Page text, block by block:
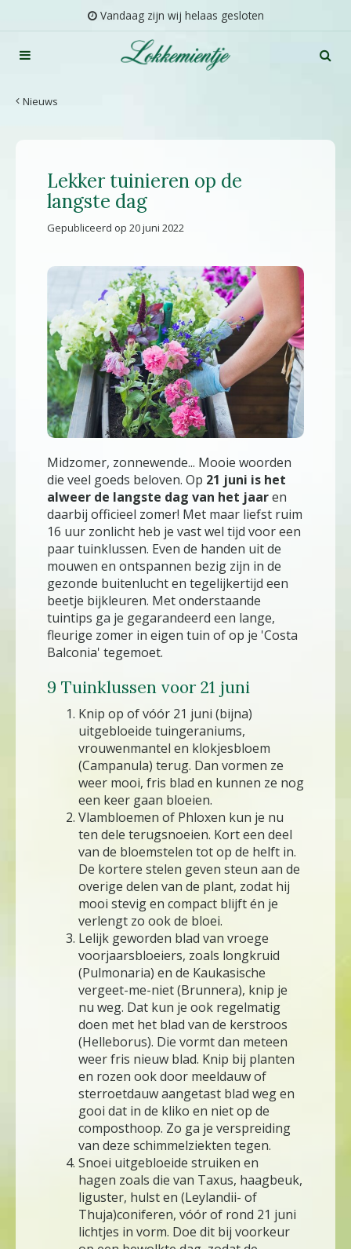
Nieuws
Vandaag zijn wij helaas gesloten
Lekker tuinieren op de
langste dag
Gepubliceerd op 20 juni 2022
Midzomer, zonnewende... Mooie woorden
die veel goeds beloven. Op 21 juni is het
alweer de langste dag van het jaaren
daarbij officieel zomer! Met maar liefst ruim
16 uur zonlicht heb je vast wel tijd voor een
paar tuinklussen. Even de handen uit de
mouwen en ontspannen bezig zijn in de
gezonde buitenlucht en tegelijkertijd een
beetje bijkleuren. Met onderstaande
tuintips ga je gegarandeerd een lange,
fleurige zomer in eigen tuin of op je 'Costa
Balconia' tegemoet.
9 Tuinklussen voor 21 juni
Knip op of vóór 21 juni (bijna)
uitgebloeide tuingeraniums,
vrouwenmantel en klokjesbloem
(Campanula) terug. Dan vormen ze
weer mooi, fris blad en kunnen ze nog
een keer gaan bloeien.
Vlambloemen of Phloxen kun je nu
ten dele terugsnoeien. Kort een deel
van de bloemstelen tot op de helft in.
De kortere stelen geven steun aan de
overige delen van de plant, zodat hij
mooi stevig en compact blijft én je
verlengt zo ook de bloei.
Lelijk geworden blad van vroege
voorjaarsbloeiers, zoals longkruid
(Pulmonaria) en de Kaukasische
vergeet-me-niet (Brunnera), knip je
nu weg. Dat kun je ook regelmatig
doen met het blad van de kerstroos
(Helleborus). Die vormt dan meteen
weer fris nieuw blad. Knip bij planten
en rozen ook door meeldauw of
sterroetdauw aangetast blad weg en
gooi dat in de kliko en niet op de
composthoop. Zo ga je verspreiding
van deze schimmelziekten tegen.
Snoei uitgebloeide struiken en
hagen zoals die van Taxus, haagbeuk,
liguster, hulst en (Leylandii- of
Thuja)coniferen, vóór of rond 21 juni
lichtjes in vorm. Doe dit bij voorkeur